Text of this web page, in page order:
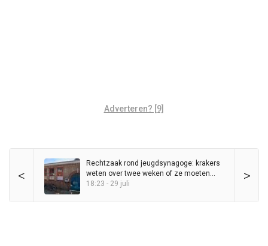
Adverteren? [9]
< >
Rechtzaak rond jeugdsynagoge: krakers
weten over twee weken of ze moeten
vertrekken
18:23 - 29 juli